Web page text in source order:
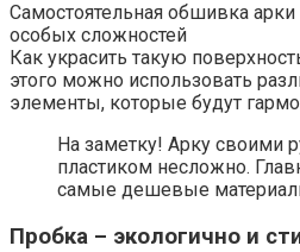
Самостоятельная обшивка
особых сложностей
Как украсить такую
этого можно использовать
элементы, которые будут
На заметку! Арку своими
пластиком несложно.
самые дешевые
Пробка – экологично и